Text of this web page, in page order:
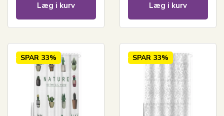
Læg i kurv Læg i kurv
SPAR 33% SPAR 33%